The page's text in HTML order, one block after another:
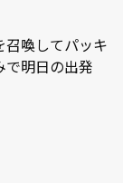
召喚してパッキ
明日の出発